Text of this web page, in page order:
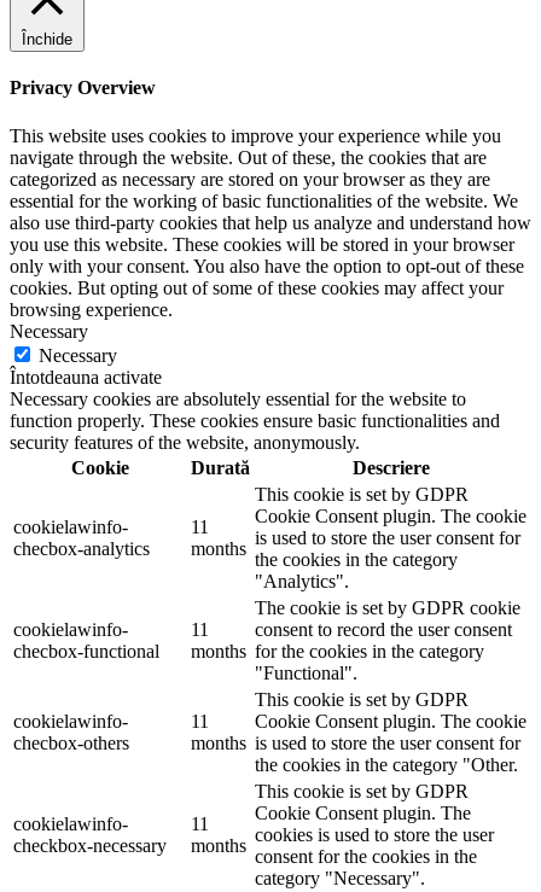
Închide
Privacy Overview
This website uses cookies to improve your experience while you
navigate through the website. Out of these, the cookies that are
categorized as necessary are stored on your browser as they are
essential for the working of basic functionalities of the website. We
also use third-party cookies that help us analyze and understand how
you use this website. These cookies will be stored in your browser
only with your consent. You also have the option to opt-out of these
cookies. But opting out of some of these cookies may affect your
browsing experience.
Necessary
Necessary
Întotdeauna activate
Necessary cookies are absolutely essential for the website to
function properly. These cookies ensure basic functionalities and
security features of the website, anonymously.
Cookie
Durată Descriere
cookielawinfo-
checbox-analytics
11
months
This cookie is set by GDPR
Cookie Consent plugin. The cookie
is used to store the user consent for
the cookies in the category
"Analytics".
cookielawinfo-
checbox-functional
11
months
The cookie is set by GDPR cookie
consent to record the user consent
for the cookies in the category
"Functional".
cookielawinfo-
checbox-others
11
months
This cookie is set by GDPR
Cookie Consent plugin. The cookie
is used to store the user consent for
the cookies in the category "Other.
cookielawinfo-
checkbox-necessary
11
months
This cookie is set by GDPR
Cookie Consent plugin. The
cookies is used to store the user
consent for the cookies in the
category "Necessary".